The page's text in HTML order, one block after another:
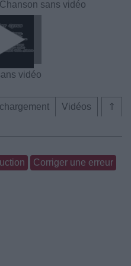
Chanson sans vidéo
vidéo
⇑
Vidéos
Corriger une erreur